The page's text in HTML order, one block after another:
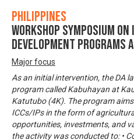
Philippines
Workshop Symposium
Development Programs
Major focus
As an initial intervention, the DA
program called Kabuhayan at
Katutubo (4K). The program
ICCs/IPs in the form of
opportunities, investments, and
the activity was conducted to: •